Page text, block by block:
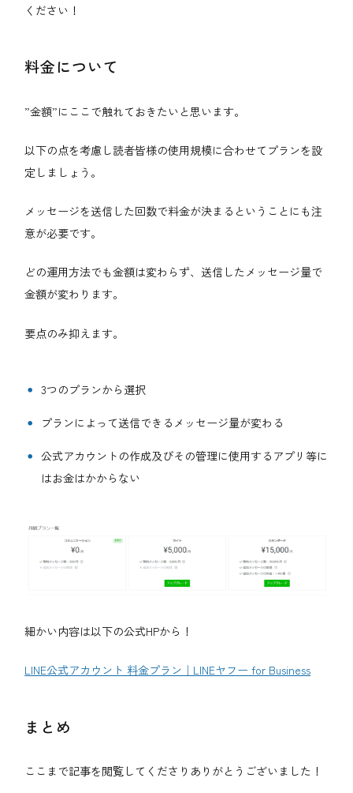
ください！
料金について
”金額”にここで触れておきたいと思います。
以下の点を考慮し読者皆様の使用規模に合わせてプランを設
定しましょう。
メッセージを送信した回数で料金が決まるということにも注
意が必要です。
どの運用方法でも金額は変わらず、送信したメッセージ量で
金額が変わります。
要点のみ抑えます。
3つのプランから選択
プランによって送信できるメッセージ量が変わる
公式アカウントの作成及びその管理に使用するアプリ等に
はお金はかからない
細かい内容は以下の公式HPから！
LINE公式アカウント 料金プラン｜LINEヤフー for Business
まとめ
ここまで記事を閲覧してくださりありがとうございました！